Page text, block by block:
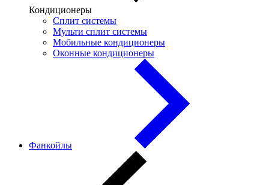
Кондиционеры
Сплит системы
Мульти сплит системы
Мобильные кондиционеры
Оконные кондиционеры
Фанкойлы